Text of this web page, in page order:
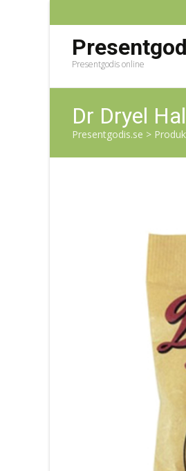
Presentgodis online
Dr Dryel
Presentgodis.se >